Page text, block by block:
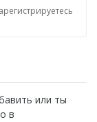
или ты
в